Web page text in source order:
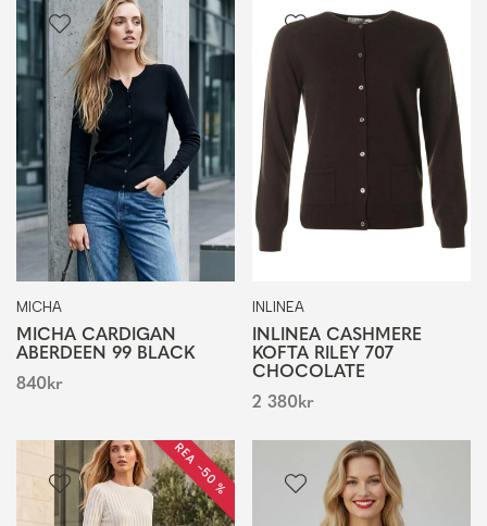
MICHA
MICHA CARDIGAN
ABERDEEN 99 BLACK
840kr
INLINEA
INLINEA CASHMERE
KOFTA RILEY 707
CHOCOLATE
2 380kr
REA −50 %